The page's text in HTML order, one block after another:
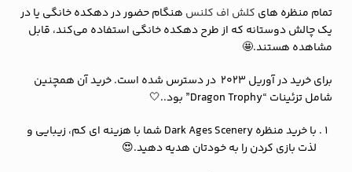
تمام منظره های کلش اف کلنس هنگام حضور در دهکده خانگی یا در
یک چالش دوستانه که از طرح دهکده خانگی استفاده می‌کند، قابل
مشاهده هستند.🤩
برای خرید در آوریل 2023 در دسترس شده است. خرید آن همچنین
شامل تزئینات “Dragon Trophy” بود..🤍
با خرید منظره Dark Ages Scenery شما با هزینه ای کم، زیبایی و
لذت بازی کردن را به خودتان هدیه دهید.😍